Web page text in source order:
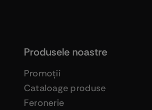
Produsele noastre
Promoţii
Cataloage produse
Feronerie